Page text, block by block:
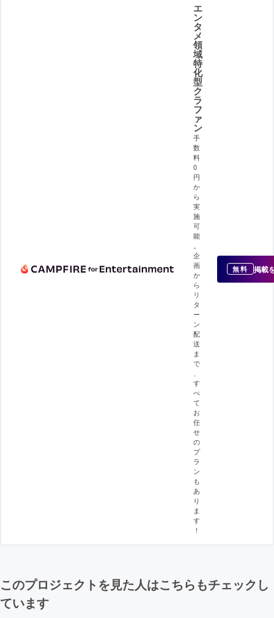
エ
ン
タ
メ
領
域
特
化
型
ク
ラ
フ
ァ
ン
手
数
料
0
円
か
ら
実
施
可
能
企
画
か
ら
リ
タ
ー
ン
配
送
ま
で
す
べ
て
お
任
せ
の
プ
ラ
ン
も
あ
り
ま
す
！
無料 掲載
このプロジェクトを見た人はこちらもチェックし
ています